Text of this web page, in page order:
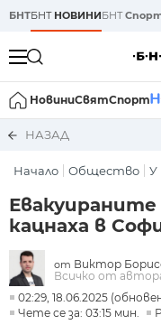
БНТБНТ НОВИНИБНТ
НовиниСвятСпорт
НАЗАД
Начало Общество У
Евакуираните
кацнаха в
от Виктор
Всичко от
02:29, 18.06.2025
Чете се за: 03:15 мин.